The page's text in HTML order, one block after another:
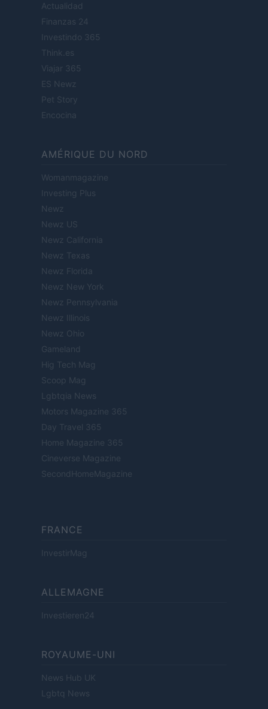
Actualidad
Finanzas 24
Investindo 365
Think.es
Viajar 365
ES Newz
Pet Story
Encocina
AMÉRIQUE DU NORD
Womanmagazine
Investing Plus
Newz
Newz US
Newz California
Newz Texas
Newz Florida
Newz New York
Newz Pennsylvania
Newz Illinois
Newz Ohio
Gameland
Hig Tech Mag
Scoop Mag
Lgbtqia News
Motors Magazine 365
Day Travel 365
Home Magazine 365
Cineverse Magazine
SecondHomeMagazine
FRANCE
InvestirMag
ALLEMAGNE
Investieren24
ROYAUME-UNI
News Hub UK
Lgbtq News